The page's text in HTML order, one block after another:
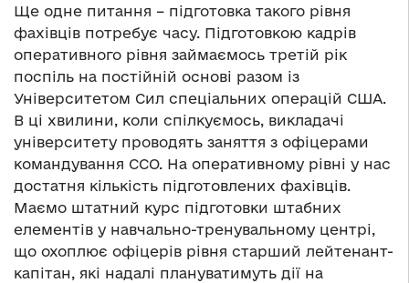
Ще одне питання – підготовка такого рівня
фахівців потребує часу. Підготовкою кадрів
оперативного рівня займаємось третій рік
поспіль на постійній основі разом із
Університетом Сил спеціальних операцій США.
В ці хвилини, коли спілкуємось, викладачі
університету проводять заняття з офіцерами
командування ССО. На оперативному рівні у нас
достатня кількість підготовлених фахівців.
Маємо штатний курс підготовки штабних
елементів у навчально-тренувальному центрі,
що охоплює офіцерів рівня старший лейтенант-
капітан, які надалі плануватимуть дії на